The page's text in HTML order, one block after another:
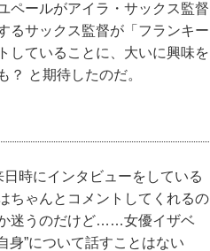
ペールがアイラ・サックス監督
るサックス監督が「フランキー
していることに、大いに興味を
と期待したのだ。
時にインタビューをしている
ちゃんとコメントしてくれるの
迷うのだけど……女優イザベ
身”について話すことはない